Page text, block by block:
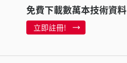
免費下載數萬本技術資料
立即註冊!